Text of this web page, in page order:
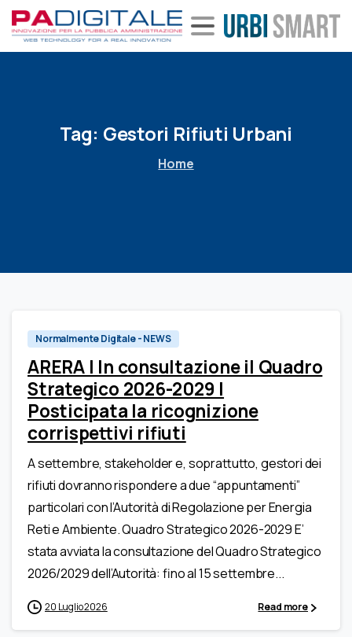
Tag: Gestori Rifiuti Urbani
Home
Normalmente Digitale - NEWS
ARERA | In consultazione il Quadro
Strategico 2026-2029 |
Posticipata la ricognizione
corrispettivi rifiuti
A settembre, stakeholder e, soprattutto, gestori dei
rifiuti dovranno rispondere a due “appuntamenti”
particolari con l’Autorità di Regolazione per Energia
Reti e Ambiente. Quadro Strategico 2026-2029 E’
stata avviata la consultazione del Quadro Strategico
2026/2029 dell’Autorità: fino al 15 settembre...
20 Luglio 2026 Read more